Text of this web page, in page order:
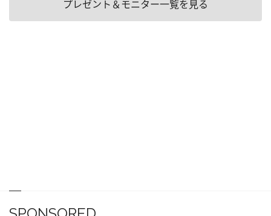
プレゼント＆モニター一覧を見る